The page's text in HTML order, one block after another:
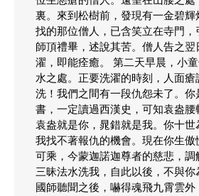
裏。來到松樹前，發現有一金碧
找的那位僧人，已含笑立在寺門
師頂禮畢，述說其苦。僧人告之
濯，即能痊癒。 第二天早晨，小
水之處。正要洗濯的時刻，人面
洗！我們之間有一段仇怨未了。
書，一定讀過西漢史，可知袁盎腰
袁盎就是你，晁錯就是我。你十世
我找不著報仇的機會。現在你生
可乘，今蒙迦諾迦尊者的慈悲，調
三昧法水洗我，自此以後，不與你
國師聽聞之後，嚇得魂飛九霄雲外